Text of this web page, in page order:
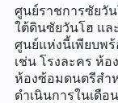
ศูนย์ราชการซัยวั
ใต้ดินซัยวันโฮ แล
ศูนย์แห่งนี้เพียบพ
เช่น โรงละคร ห้
ห้องซ้อมดนตรีสำ
ดำเนินการในเดื